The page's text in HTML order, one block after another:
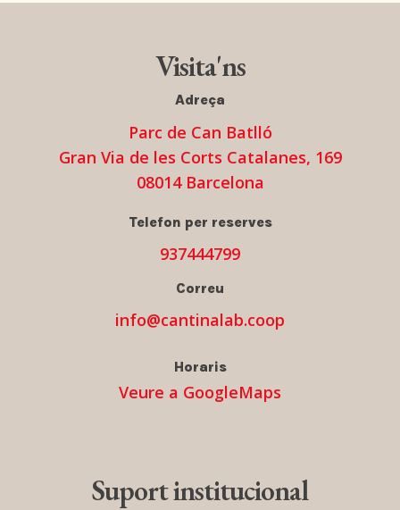
Visita'ns
Adreça
Parc de Can Batlló
Gran Via de les Corts Catalanes, 169
08014 Barcelona
Telefon per reserves
937444799
Correu
info@cantinalab.coop
Horaris
Veure a GoogleMaps
Suport institucional